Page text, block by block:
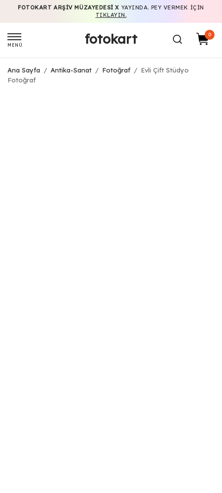
FOTOKART ARŞIV MÜZAYEDESI X YAYINDA. PEY VERMEK IÇIN
TIKLAYIN.
MENÜ fotokart 0
Ana Sayfa / Antika-Sanat / Fotoğraf / Evli Çift Stüdyo
Fotoğraf